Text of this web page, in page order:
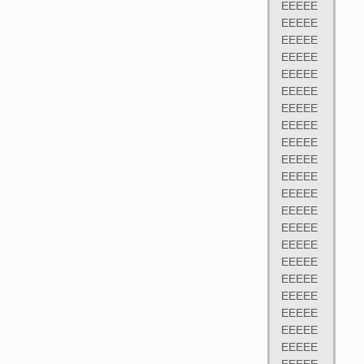
EEEEE
EEEEE
EEEEE
EEEEE
EEEEE
EEEEE
EEEEE
EEEEE
EEEEE
EEEEE
EEEEE
EEEEE
EEEEE
EEEEE
EEEEE
EEEEE
EEEEE
EEEEE
EEEEE
EEEEE
EEEEE